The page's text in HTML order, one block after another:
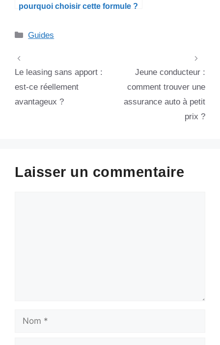
pourquoi choisir cette formule ?
Catégories
Guides
Le leasing sans apport :
est-ce réellement
avantageux ?
Jeune conducteur :
comment trouver une
assurance auto à petit
prix ?
Laisser un commentaire
Nom